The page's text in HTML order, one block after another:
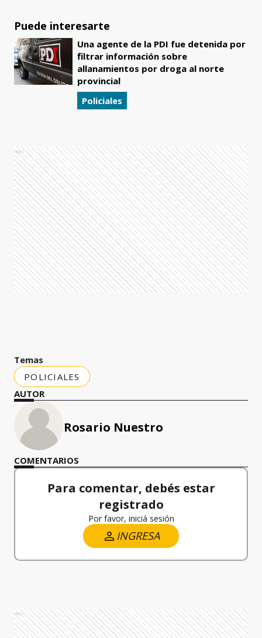
Puede interesarte
Una agente de la PDI fue detenida por
filtrar información sobre
allanamientos por droga al norte
provincial
Policiales
Ads
Temas
POLICIALES
AUTOR
Rosario Nuestro
COMENTARIOS
Para comentar, debés estar
registrado
Por favor, iniciá sesión
INGRESA
Ads